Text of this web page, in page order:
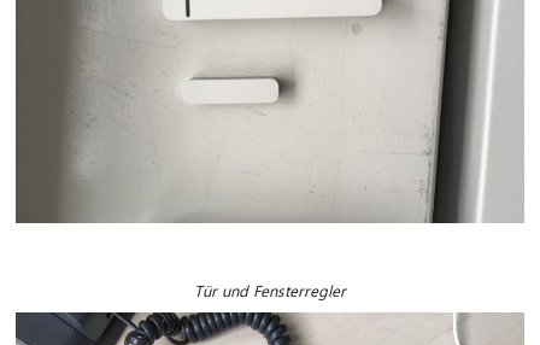
Tür und Fensterregler